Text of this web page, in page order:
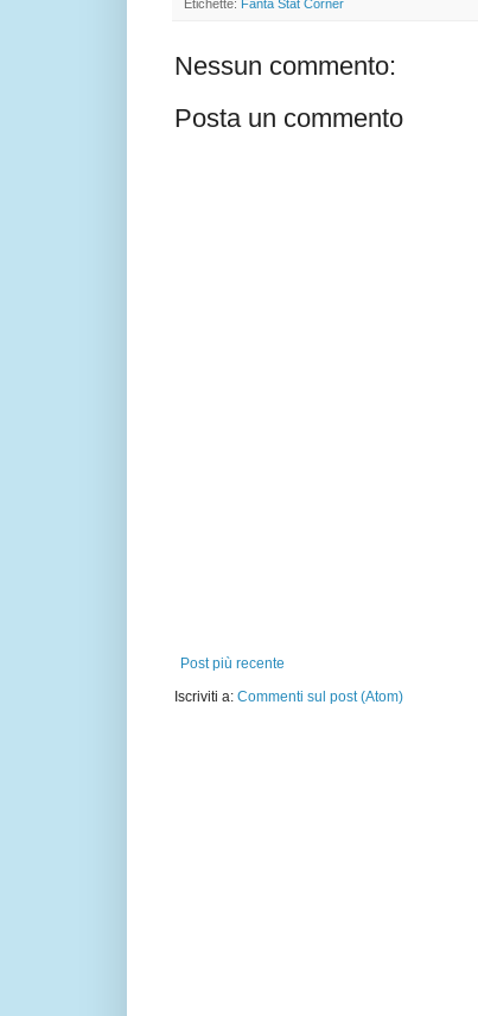
Etichette: Fanta Stat Corner
Nessun commento:
Posta un commento
Post più recente
Iscriviti a: Commenti sul post (Atom)